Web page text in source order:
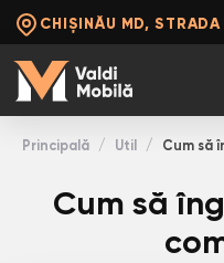
CHIȘINĂU MD,
Principală Util Cum să
Cum să